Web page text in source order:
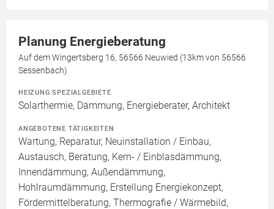
Planung Energieberatung
Auf dem Wingertsberg 16, 56566 Neuwied (13km von 56566
Sessenbach)
HEIZUNG SPEZIALGEBIETE
Solarthermie, Dämmung, Energieberater, Architekt
ANGEBOTENE TÄTIGKEITEN
Wartung, Reparatur, Neuinstallation / Einbau,
Austausch, Beratung, Kern- / Einblasdämmung,
Innendämmung, Außendämmung,
Hohlraumdämmung, Erstellung Energiekonzept,
Fördermittelberatung, Thermografie / Wärmebild,